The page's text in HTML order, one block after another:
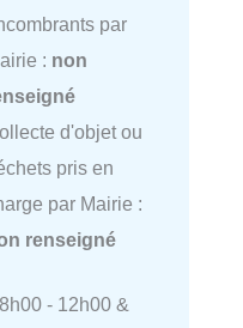
par
: non
d'objet ou
pris en
par Mairie :
renseigné
- 12h00 &